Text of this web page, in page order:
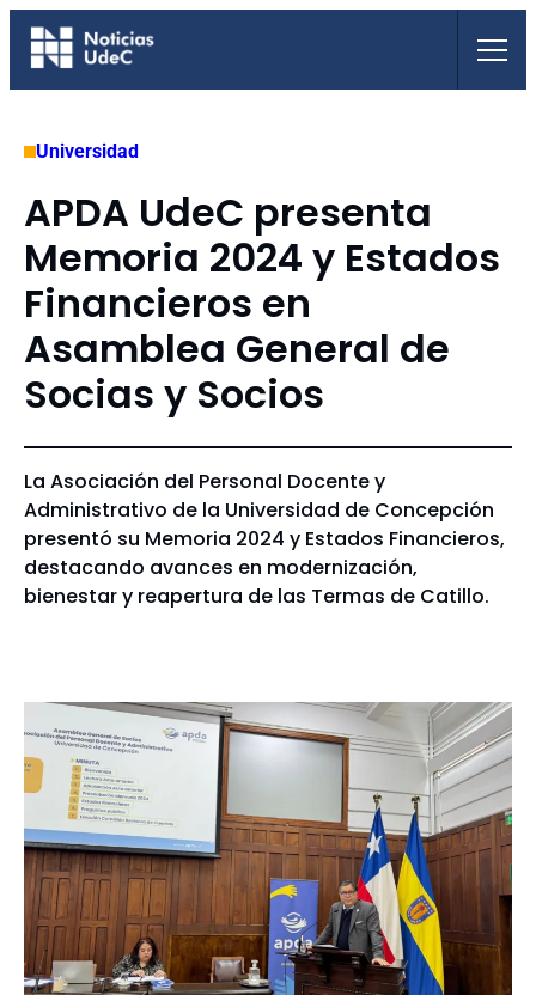
Saltar
Universidad
APDA UdeC presenta
Memoria 2024 y Estados
Financieros en
Asamblea General de
Socias y Socios
La Asociación del Personal Docente y
Administrativo de la Universidad de Concepción
presentó su Memoria 2024 y Estados Financieros,
destacando avances en modernización,
bienestar y reapertura de las Termas de Catillo.